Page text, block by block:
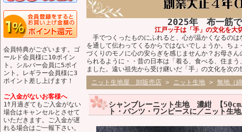
会員特典がございます。ゴ
ールド会員様に10ポイン
ト。シルバー会員に5ポイ
ント。レギラー会員様に3
ポイント差し上げます！
ご入金がないお客様へ
1ｹ月過ぎてもご入金がない
場合はキャンセルとさせて
いただきます。ご入金が遅
れる場合はご一報下さい。
2025年 布一筋で
江戸ッ子は「手」の文化を大
手でつくったものにふれると、心が温かくなるの
を通して伝わってくるからではないでしょうか。ち
づくりのモノに心の安らぎを感じませんか？お母さ
られるように・・昔の日本は「着る、食べる、住ま
ました。遠い祖先から受け継いだ「手」の文化を次
ニット生地屋 卸販売店 > ニット生地 > 無地（
シャンブレーニット生地 濃紺 【50cm
ト・パンツ・ワンピースに／ニット生地